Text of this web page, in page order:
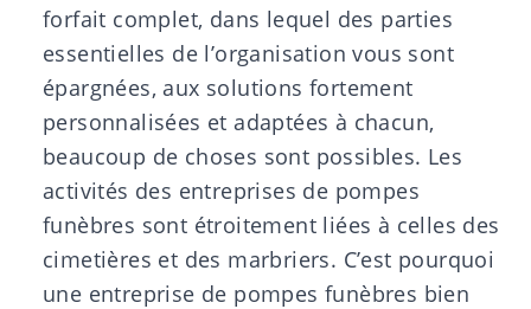
forfait complet, dans lequel des parties
essentielles de l’organisation vous sont
épargnées, aux solutions fortement
personnalisées et adaptées à chacun,
beaucoup de choses sont possibles. Les
activités des entreprises de pompes
funèbres sont étroitement liées à celles des
cimetières et des marbriers. C’est pourquoi
une entreprise de pompes funèbres bien